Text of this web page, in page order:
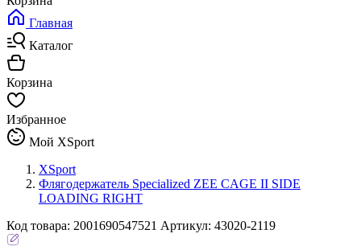
Главная
Каталог
Корзина
Избранное
Мой XSport
XSport
Флягодержатель Specialized ZEE CAGE II SIDE
LOADING RIGHT
Код товара: 2001690547521 Артикул: 43020-2119